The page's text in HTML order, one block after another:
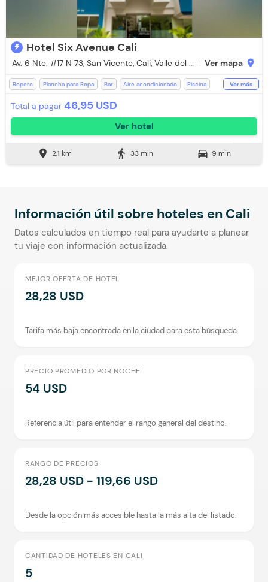
Hotel Six Avenue Cali
Av. 6 Nte. #17 N 73, San Vicente, Cali, Valle del CaucaVer mapa location_on
Ropero Plancha para Ropa Bar Aire acondicionado
Piscina
Aceptan mascotas pequeñas (Cargo Extra)
Mini Tienda Silla Escritorio
Ver más
Total a pagar 46,95 USD
Ver hotel
location_on 2,1 km directions_walk 33 min directions_car 9 min
Información útil sobre hoteles en Cali
Datos calculados en tiempo real para ayudarte a planear
tu viaje con información actualizada.
MEJOR OFERTA DE HOTEL
28,28 USD
Tarifa más baja encontrada en la ciudad para esta búsqueda.
PRECIO PROMEDIO POR NOCHE
54 USD
Referencia útil para entender el rango general del destino.
RANGO DE PRECIOS
28,28 USD - 119,66 USD
Desde la opción más accesible hasta la más alta del listado.
CANTIDAD DE HOTELES EN CALI
5